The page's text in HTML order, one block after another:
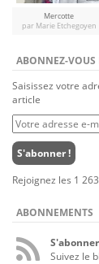
Mercotte
par Marie Etchegoyen
ABONNEZ-VOUS
Saisissez votre
article
Votre
adresse
e-
mail
S'abonner !
Rejoignez les 1
ABONNEMENTS
Suivez le